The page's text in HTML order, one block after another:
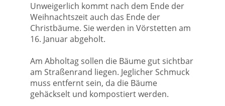
Unweigerlich kommt nach dem Ende der
Weihnachtszeit auch das Ende der
Christbäume. Sie werden in Vörstetten am
16. Januar abgeholt.
Am Abholtag sollen die Bäume gut sichtbar
am Straßenrand liegen. Jeglicher Schmuck
muss entfernt sein, da die Bäume
gehäckselt und kompostiert werden.